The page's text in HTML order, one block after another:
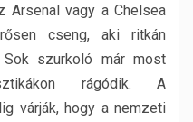
Arsenal vagy a Chelsea
cseng, aki ritkán
szurkoló már most
rágódik. A
várják, hogy a nemzeti